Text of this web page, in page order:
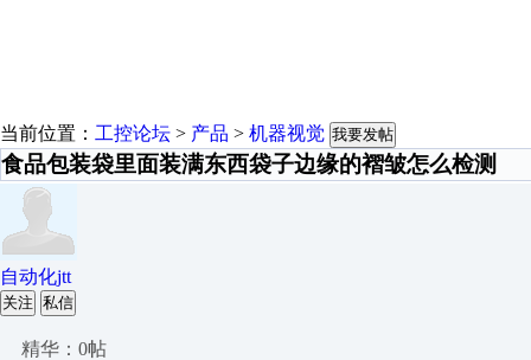
当前位置： 工控论坛 > 产品 > 机器视觉 我要发帖
食品包装袋里面装满东西袋子边缘的褶皱怎么检测
自动化jtt
关注 私信
精华：0帖